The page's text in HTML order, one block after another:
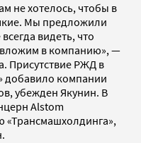
не хотелось, чтобы в
Мы предложили
видеть, что
вложим в компанию», —
Присутствие РЖД в
добавило компании
убежден Якунин. В
Alstom
«Трансмашхолдинга»,